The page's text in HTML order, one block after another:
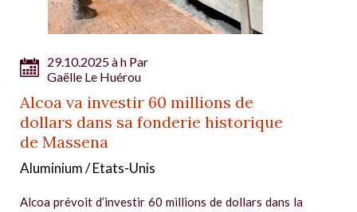
29.10.2025 à h Par
Gaëlle Le Huérou
Alcoa va investir 60 millions de
dollars dans sa fonderie historique
de Massena
Aluminium / Etats-Unis
Alcoa prévoit d’investir 60 millions de dollars dans la